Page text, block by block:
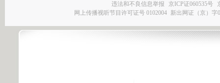
违法和不良信息举报
京ICP证060535号
网上传播视听节目许可证号 0102004 新出网证（京）